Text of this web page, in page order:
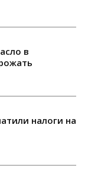
в
налоги на